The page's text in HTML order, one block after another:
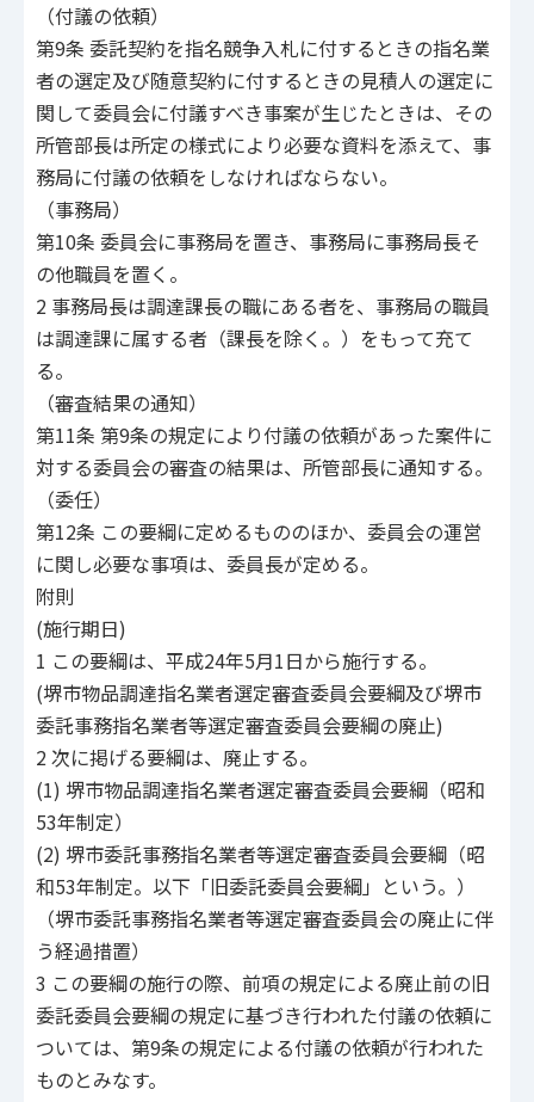
（付議の依頼）
第9条 委託契約を指名競争入札に付するときの指名業
者の選定及び随意契約に付するときの見積人の選定に
関して委員会に付議すべき事案が生じたときは、その
所管部長は所定の様式により必要な資料を添えて、事
務局に付議の依頼をしなければならない。
（事務局）
第10条 委員会に事務局を置き、事務局に事務局長そ
の他職員を置く。
2 事務局長は調達課長の職にある者を、事務局の職員
は調達課に属する者（課長を除く。）をもって充て
る。
（審査結果の通知）
第11条 第9条の規定により付議の依頼があった案件に
対する委員会の審査の結果は、所管部長に通知する。
（委任）
第12条 この要綱に定めるもののほか、委員会の運営
に関し必要な事項は、委員長が定める。
附則
(施行期日)
1 この要綱は、平成24年5月1日から施行する。
(堺市物品調達指名業者選定審査委員会要綱及び堺市
委託事務指名業者等選定審査委員会要綱の廃止)
2 次に掲げる要綱は、廃止する。
(1) 堺市物品調達指名業者選定審査委員会要綱（昭和
53年制定）
(2) 堺市委託事務指名業者等選定審査委員会要綱（昭
和53年制定。以下「旧委託委員会要綱」という。）
（堺市委託事務指名業者等選定審査委員会の廃止に伴
う経過措置）
3 この要綱の施行の際、前項の規定による廃止前の旧
委託委員会要綱の規定に基づき行われた付議の依頼に
ついては、第9条の規定による付議の依頼が行われた
ものとみなす。